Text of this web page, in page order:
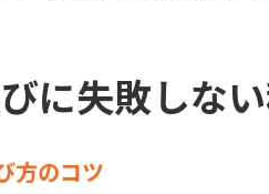
に失敗しな
方のコツ